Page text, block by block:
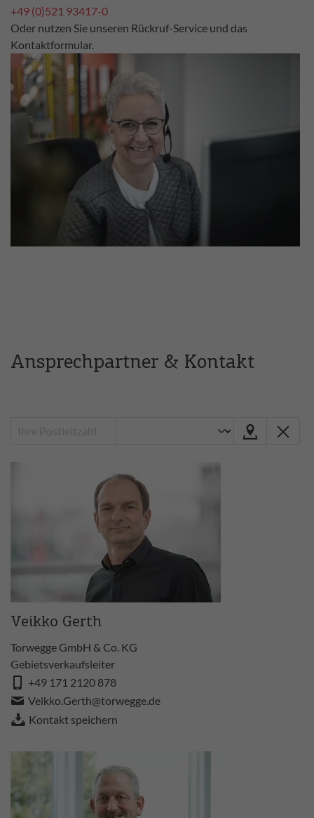
+49 (0)521 93417-0
Oder nutzen Sie unseren Rückruf-Service und das
Kontaktformular.
Ansprechpartner & Kontakt
Veikko Gerth
Torwegge GmbH & Co. KG
Gebietsverkaufsleiter
+49 171 2120 878
Veikko.Gerth@torwegge.de
Kontakt speichern